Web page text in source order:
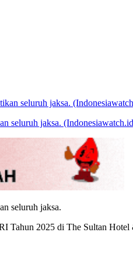
seluruh jaksa.
seluruh jaksa.
Tahun 2025 di The Sultan Hotel